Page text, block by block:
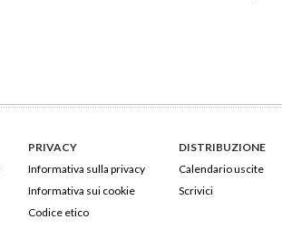
PRIVACY
Informativa sulla privacy
Informativa sui cookie
Codice etico
DISTRIBUZIONE
Calendario uscite
Scrivici